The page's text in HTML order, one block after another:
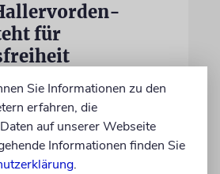
für
über Israel und
Angriffskrieg auf die
Sie Informationen zu den
erfahren, die
auf unserer Webseite
Informationen finden Sie
.